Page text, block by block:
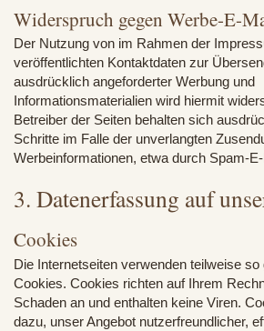
Widerspruch gegen Werbe-E-
Der Nutzung von im Rahmen der
veröffentlichten Kontaktdaten zur
ausdrücklich angeforderter Werbung und
Informationsmaterialien wird hiermit
Betreiber der Seiten behalten sich
Schritte im Falle der unverlangten
Werbeinformationen, etwa durch Spam-
3. Datenerfassung auf
Cookies
Die Internetseiten verwenden teilweise so
Cookies. Cookies richten auf Ihrem
Schaden an und enthalten keine Viren.
dazu, unser Angebot nutzerfreundlicher,